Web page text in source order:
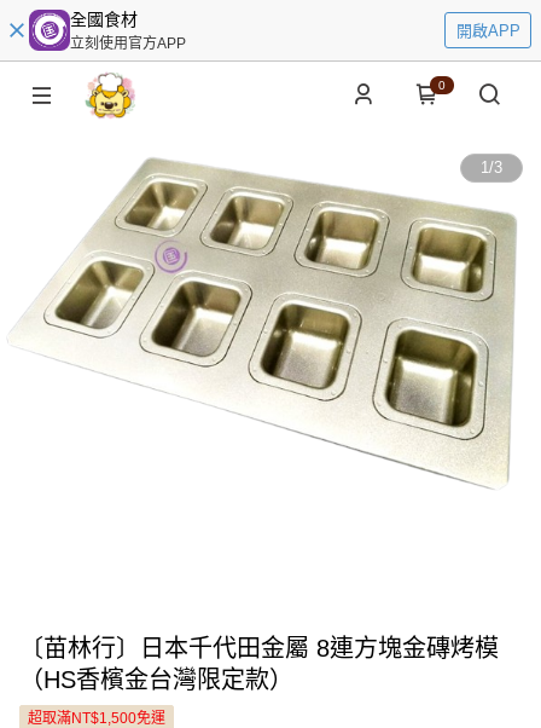
全國食材
立刻使用官方APP
開啟APP
0
1/3
〔苗林行〕日本千代田金屬 8連方塊金磚烤模
（HS香檳金台灣限定款）
超取滿NT$1,500免運